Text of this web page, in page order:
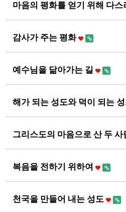
마음의 평화를 얻기 위해 다스
감사가 주는 평화
예수님을 닮아가는 길
해가 되는 성도와 덕이 되는
그리스도의 마음으로 산 두 사
복음을 전하기 위하여
천국을 만들어 내는 성도